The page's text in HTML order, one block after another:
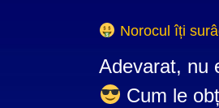
Norocul îți
Adevarat, nu
Cum le